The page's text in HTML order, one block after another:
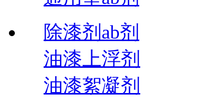
除漆剂ab剂
油漆上浮剂
油漆絮凝剂